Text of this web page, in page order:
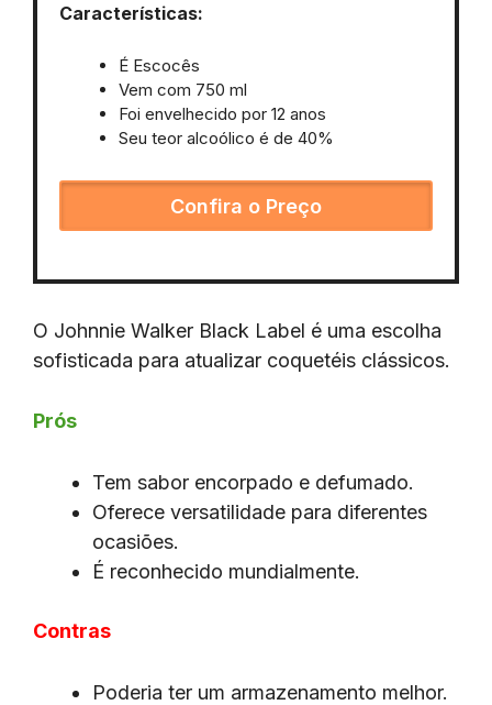
Características:
É Escocês
Vem com 750 ml
Foi envelhecido por 12 anos
Seu teor alcoólico é de 40%
Confira o Preço
O Johnnie Walker Black Label é uma escolha
sofisticada para atualizar coquetéis clássicos.
Prós
Tem sabor encorpado e defumado.
Oferece versatilidade para diferentes
ocasiões.
É reconhecido mundialmente.
Contras
Poderia ter um armazenamento melhor.